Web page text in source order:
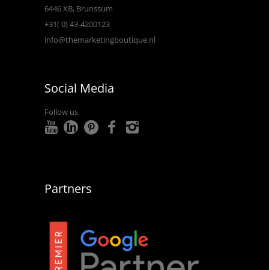
6446 XB, Brunssum
+31( 0) 43-4200123
info@themarketingboutique.nl
Social Media
Follow us
Partners